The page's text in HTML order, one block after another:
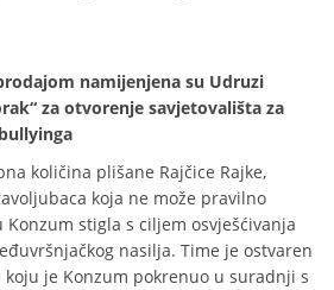
namijenjena su Udruzi
za otvorenje savjetovališta za
količina plišane Rajčice Rajke,
koja ne može pravilno
stigla s ciljem osvješćivanja
nasilja. Time je ostvaren
je Konzum pokrenuo u suradnji s